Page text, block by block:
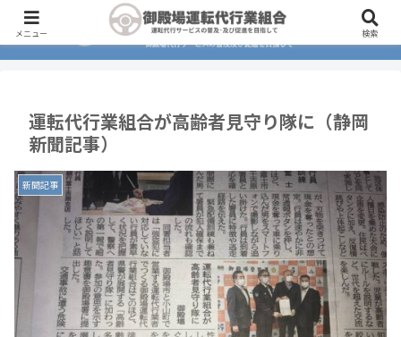
運転代行業組合が高齢者見守り隊に（静岡
新聞記事）
新聞記事
メニュー 検索